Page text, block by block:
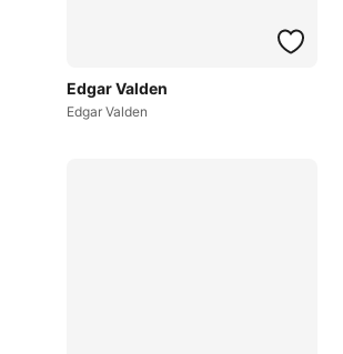
Edgar Valden
Edgar Valden